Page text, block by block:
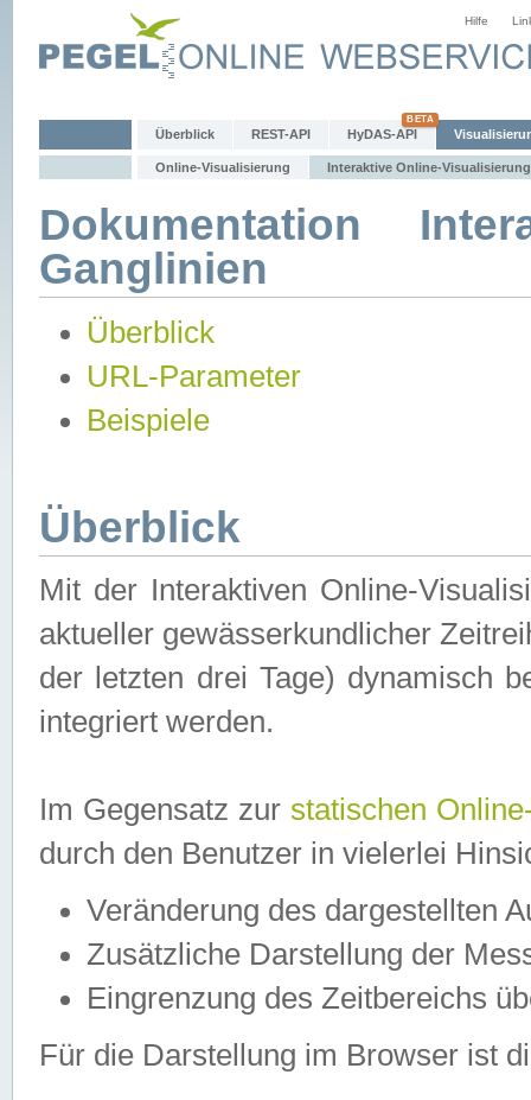
Hilfe
Überblick REST-API HyDAS-API
Online-Visualisierung Interaktive Online-Visualisierung
Dokumentation
Ganglinien
Überblick
URL-Parameter
Beispiele
Überblick
Mit der Interaktiven Online-
aktueller gewässerkundlicher
der letzten drei Tage) dynamisch
integriert werden.
Im Gegensatz zur statischen
durch den Benutzer in vielerlei
Veränderung des dargestellten
Zusätzliche Darstellung der
Eingrenzung des Zeitbereichs
Für die Darstellung im Browser ist